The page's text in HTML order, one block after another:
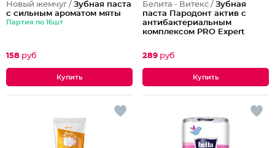
Новый жемчуг / Зубная паста
с сильным ароматом мяты
Партия по 16шт
158 руб
Белита - Витекс / Зубная
паста Пародонт актив с
антибактериальным
комплексом PRO Expert
289 руб